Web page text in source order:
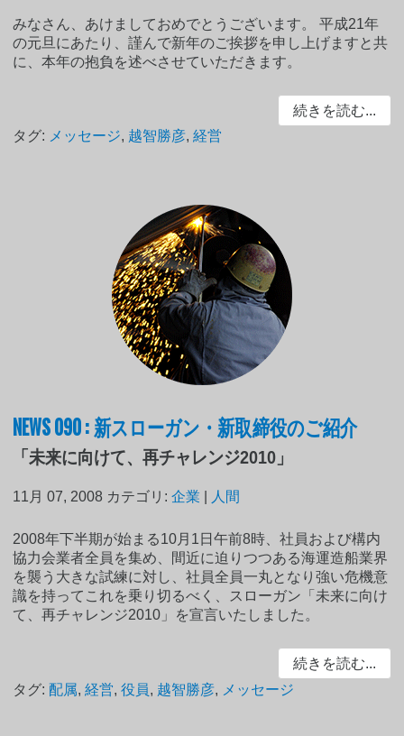
みなさん、あけましておめでとうございます。 平成21年
の元旦にあたり、謹んで新年のご挨拶を申し上げますと共
に、本年の抱負を述べさせていただきます。
続きを読む...
タグ: メッセージ, 越智勝彦,経営
NEWS 090 : 新スローガン・新取締役のご紹介
「未来に向けて、再チャレンジ2010」
11月 07, 2008 カテゴリ:企業 人間
2008年下半期が始まる10月1日午前8時、社員および構内
協力会業者全員を集め、間近に迫りつつある海運造船業界
を襲う大きな試練に対し、社員全員一丸となり強い危機意
識を持ってこれを乗り切るべく、スローガン「未来に向け
て、再チャレンジ2010」を宣言いたしました。
続きを読む...
タグ: 配属,経営,役員, 越智勝彦, メッセージ